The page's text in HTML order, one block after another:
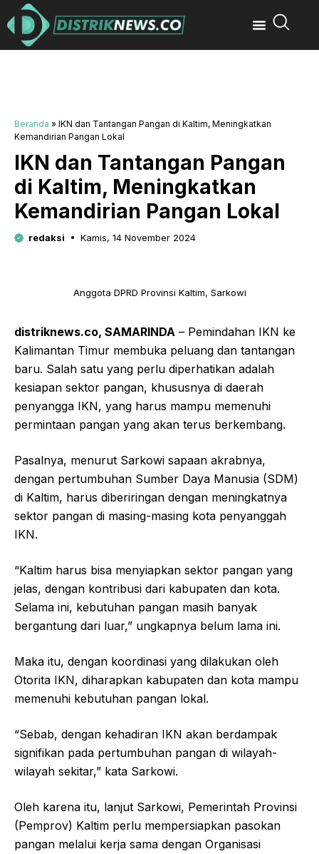
Beranda » IKN dan Tantangan Pangan di Kaltim, Meningkatkan
Kemandirian Pangan Lokal
IKN dan Tantangan Pangan
di Kaltim, Meningkatkan
Kemandirian Pangan Lokal
redaksi Kamis, 14 November 2024
Anggota DPRD Provinsi Kaltim, Sarkowi
distriknews.co, SAMARINDA – Pemindahan IKN ke
Kalimantan Timur membuka peluang dan tantangan
baru. Salah satu yang perlu diperhatikan adalah
kesiapan sektor pangan, khususnya di daerah
penyangga IKN, yang harus mampu memenuhi
permintaan pangan yang akan terus berkembang.
Pasalnya, menurut Sarkowi sapaan akrabnya,
dengan pertumbuhan Sumber Daya Manusia (SDM)
di Kaltim, harus diberiringan dengan meningkatnya
sektor pangan di masing-masing kota penyanggah
IKN.
“Kaltim harus bisa menyiapkan sektor pangan yang
jelas, dengan kontribusi dari kabupaten dan kota.
Selama ini, kebutuhan pangan masih banyak
bergantung dari luar,” ungkapnya belum lama ini.
Maka itu, dengan koordinasi yang dilakukan oleh
Otorita IKN, diharapkan kabupaten dan kota mampu
memenuhi kebutuhan pangan lokal.
“Sebab, dengan kehadiran IKN akan berdampak
signifikan pada pertumbuhan pangan di wilayah-
wilayah sekitar,” kata Sarkowi.
Oleh karena itu, lanjut Sarkowi, Pemerintah Provinsi
(Pemprov) Kaltim perlu mempersiapkan pasokan
pangan melalui kerja sama dengan Organisasi